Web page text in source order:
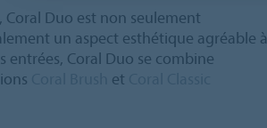
Duo est non seulement
un aspect esthétique agréable à
entrées, Coral Duo se combine
et